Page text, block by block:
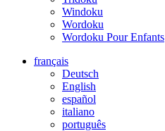
Windoku
Wordoku
Wordoku Pour Enfants
français
Deutsch
English
español
italiano
português